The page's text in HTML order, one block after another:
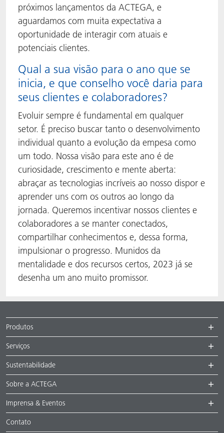
próximos lançamentos da ACTEGA, e
aguardamos com muita expectativa a
oportunidade de interagir com atuais e
potenciais clientes.
Qual a sua visão para o ano que se
inicia, e que conselho você daria para
seus clientes e colaboradores?
Evoluir sempre é fundamental em qualquer
setor. É preciso buscar tanto o desenvolvimento
individual quanto a evolução da empesa como
um todo. Nossa visão para este ano é de
curiosidade, crescimento e mente aberta:
abraçar as tecnologias incríveis ao nosso dispor e
aprender uns com os outros ao longo da
jornada. Queremos incentivar nossos clientes e
colaboradores a se manter conectados,
compartilhar conhecimentos e, dessa forma,
impulsionar o progresso. Munidos da
mentalidade e dos recursos certos, 2023 já se
desenha um ano muito promissor.
Produtos
Serviços
Sustentabilidade
Sobre a ACTEGA
Imprensa & Eventos
Contato